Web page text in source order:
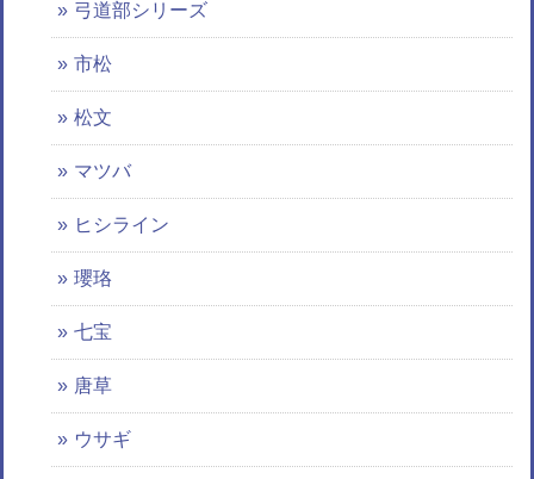
弓道部シリーズ
市松
松文
マツバ
ヒシライン
瓔珞
七宝
唐草
ウサギ